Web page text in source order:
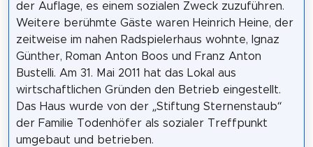
der Auflage, es einem sozialen Zweck zuzuführen.
Weitere berühmte Gäste waren Heinrich Heine, der
zeitweise im nahen Radspielerhaus wohnte, Ignaz
Günther, Roman Anton Boos und Franz Anton
Bustelli. Am 31. Mai 2011 hat das Lokal aus
wirtschaftlichen Gründen den Betrieb eingestellt.
Das Haus wurde von der „Stiftung Sternenstaub“
der Familie Todenhöfer als sozialer Treffpunkt
umgebaut und betrieben.